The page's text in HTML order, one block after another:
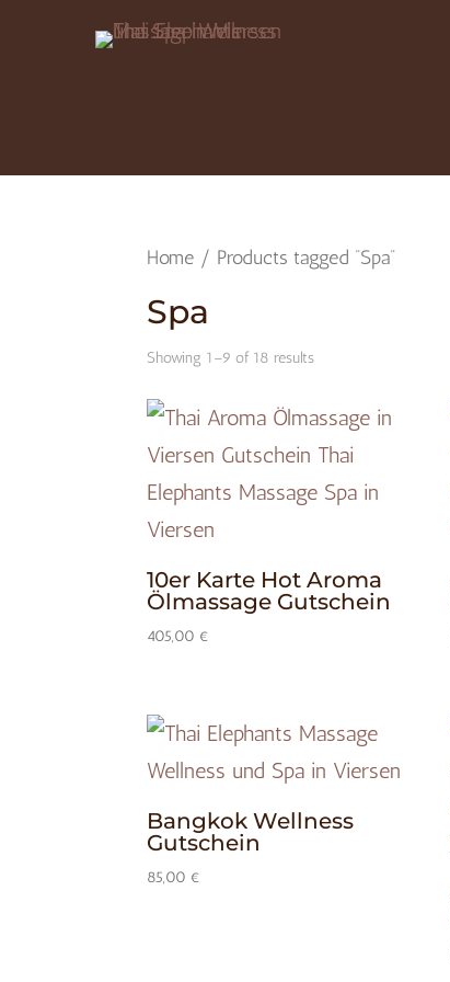
Home / Products tagged “Spa”
Spa
Showing 1–9 of 18 results
10er Karte Hot Aroma
Ölmassage Gutschein
405,00 €
Bangkok Wellness
Gutschein
85,00 €